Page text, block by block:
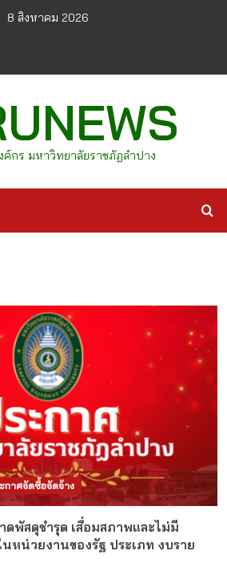
8 สิงหาคม 2026
ค์กร มหาวิทยาลัยราชภัฏลำปาง
กาศจัดซื้อจัดจ้าง
ดพัสดุชำรุด เสื่อมสภาพและไม่มี
นหน่วยงานของรัฐ ประเภท งบราย